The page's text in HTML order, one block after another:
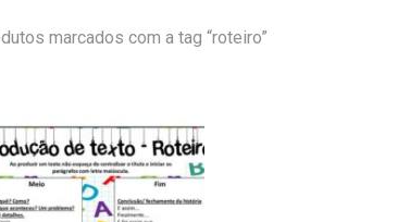
marcados com a tag “roteiro”